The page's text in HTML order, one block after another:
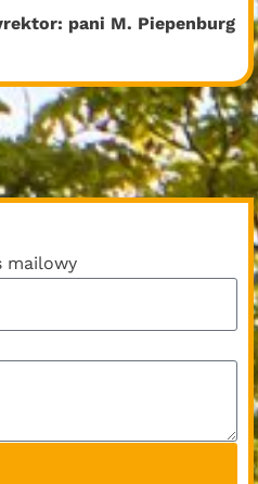
pani M. Piepenburg
mailowy